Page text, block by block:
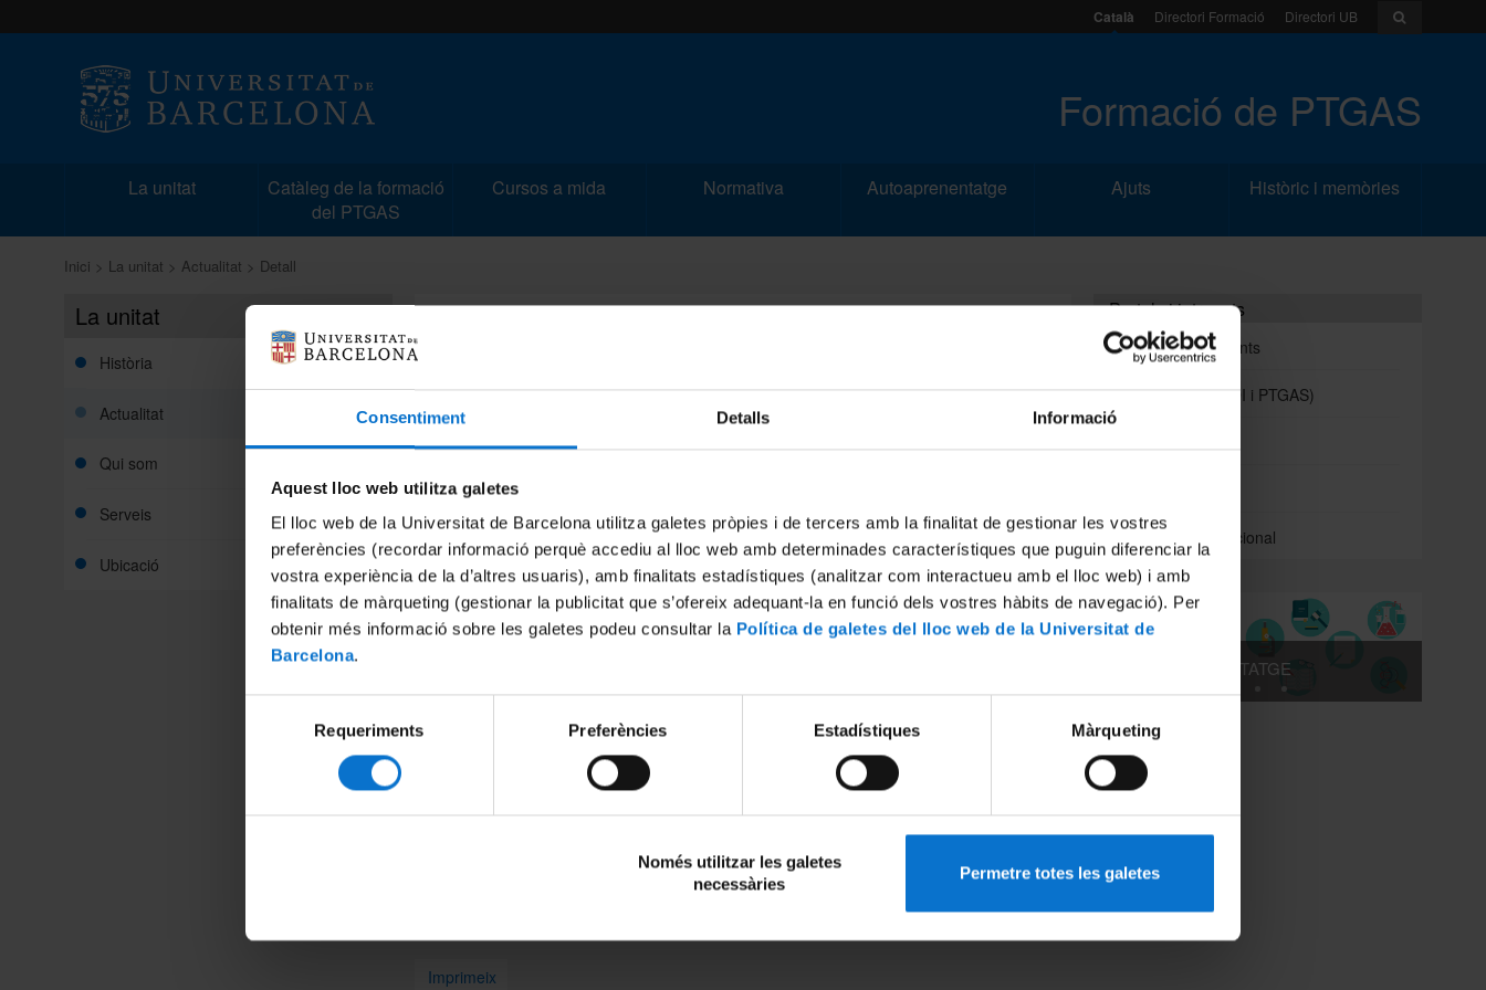
Consentiment Detalls Informació
Aquest lloc web utilitza galetes
El lloc web de la Universitat de Barcelona utilitza galetes pròpies i de tercers amb la finalitat de gestionar les vostres
preferències (recordar informació perquè accediu al lloc web amb determinades característiques que puguin diferenciar la
vostra experiència de la d’altres usuaris), amb finalitats estadístiques (analitzar com interactueu amb el lloc web) i amb
finalitats de màrqueting (gestionar la publicitat que s’ofereix adequant-la en funció dels vostres hàbits de navegació). Per
obtenir més informació sobre les galetes podeu consultar la Política de galetes del lloc web de la Universitat de
Barcelona.
consentiment
Requeriments Preferències Estadístiques Màrqueting
Només utilitzar les galetes
necessàries
Permetre totes les galetes
Català Directori Formació Directori UB
Formació de PTGAS
La unitat
Catàleg de la formació
del PTGAS
Cursos a mida Normativa Autoaprenentatge Ajuts Històric i memòries
Inici La unitat Actualitat Detall
La unitat
Història
Actualitat
Qui som
Serveis
Ubicació
UB
Notícia | 16-03-2022
SESSIONS FORMATIVES DE
PREPARACIÓ DEL TEMARI
D'OFIMÀTICAEN EL PROCÉS SELECTIU
PER ACCEDIR A L'ESCALA AUXILIAR ADMINISTRATIVA (SUBRUP C2) DE LA UB
Sharepoint on hi ha publicats els videos de les sessions formatives del procés selectiu,
al qual tenen accès els alumnes inscrits a les sessions.
Formació de PAS.
Imprimeix
Portals i intranets
Portal d'estudiants
Intranet UB (PDI i PTGAS)
Directori institucional
AUTOAPRENENTATGE